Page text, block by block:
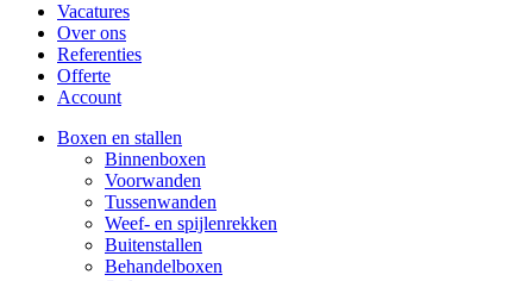
Vacatures
Over ons
Referenties
Offerte
Account
Boxen en stallen
Binnenboxen
Voorwanden
Tussenwanden
Weef- en spijlenrekken
Buitenstallen
Behandelboxen